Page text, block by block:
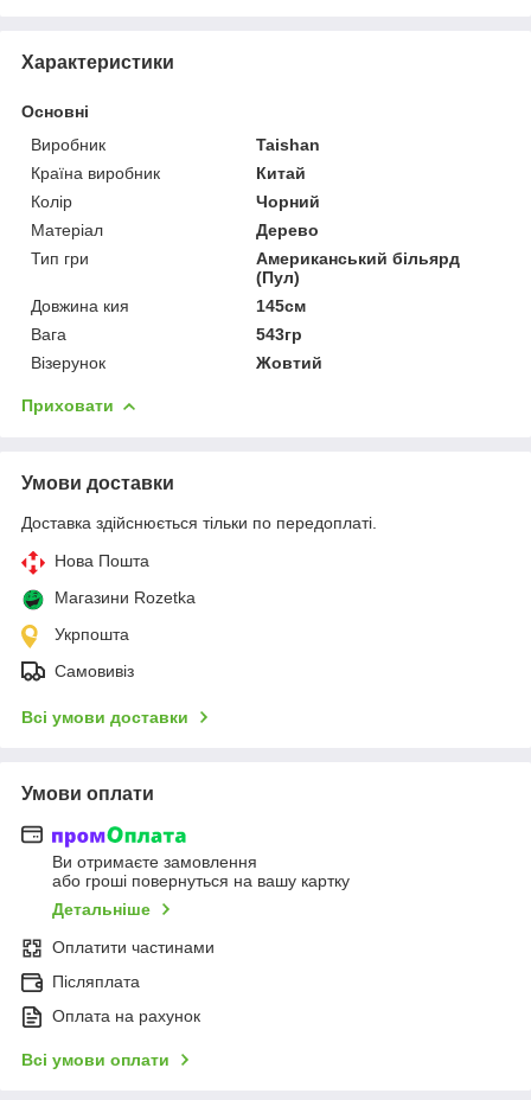
Характеристики
Основні
Виробник
Taishan
Країна виробник
Китай
Колір
Чорний
Матеріал
Дерево
Тип гри
Американський більярд
(Пул)
Довжина кия
145см
Вага
543гр
Візерунок
Жовтий
Приховати
Умови доставки
Доставка здійснюється тільки по передоплаті.
Нова Пошта
Магазини Rozetka
Укрпошта
Самовивіз
Всі умови доставки
Умови оплати
Ви отримаєте замовлення
або гроші повернуться на вашу картку
Детальніше
Оплатити частинами
Післяплата
Оплата на рахунок
Всі умови оплати